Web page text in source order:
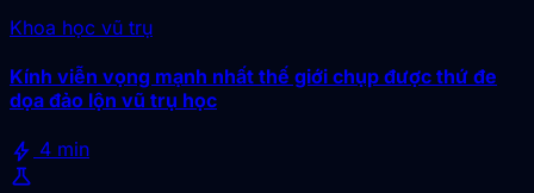
Khoa học vũ trụ
Kính viễn vọng mạnh nhất thế giới chụp được thứ đe
dọa đảo lộn vũ trụ học
bolt 4 min
science